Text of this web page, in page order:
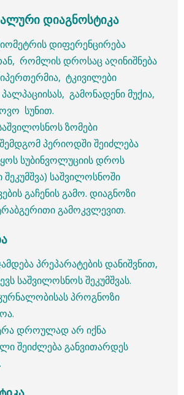
დიაგნოსტიკა
დიფერენცირება
რომლის დროსაც აღინიშნება
ტკივილები
გამონადენი მუქია,
სუნით.
ზომები
პერიოდში შეიძლება
სუბინვოლუციის დროს
საშვილოსნოში
გაჩენის გამო. დიაგნოზი
გამოკვლევით.
პრეპარატების დანიშვნით,
საშვილოსნოს შეკუმშვას.
პროგნოზი
დროულად არ იქნა
შეიძლება განვითარდეს